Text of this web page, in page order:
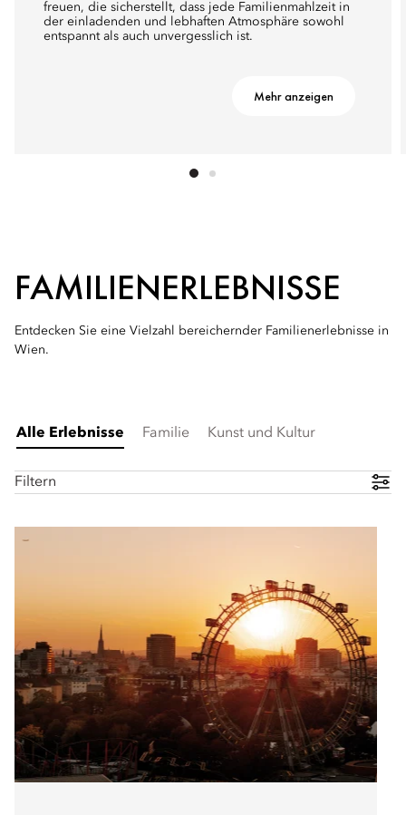
freuen, die sicherstellt, dass jede Familienmahlzeit in
der einladenden und lebhaften Atmosphäre sowohl
entspannt als auch unvergesslich ist.
Mehr anzeigen
FAMILIENERLEBNISSE
Entdecken Sie eine Vielzahl bereichernder Familienerlebnisse in
Wien.
Alle Erlebnisse Familie Kunst und Kultur
Filtern